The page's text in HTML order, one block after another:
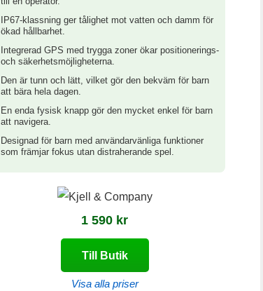
IP67-klassning ger tålighet mot vatten och damm för
ökad hållbarhet.
Integrerad GPS med trygga zoner ökar positionerings-
och säkerhetsmöjligheterna.
Den är tunn och lätt, vilket gör den bekväm för barn
att bära hela dagen.
En enda fysisk knapp gör den mycket enkel för barn
att navigera.
Designad för barn med användarvänliga funktioner
som främjar fokus utan distraherande spel.
1 590 kr
Till Butik
Visa alla priser